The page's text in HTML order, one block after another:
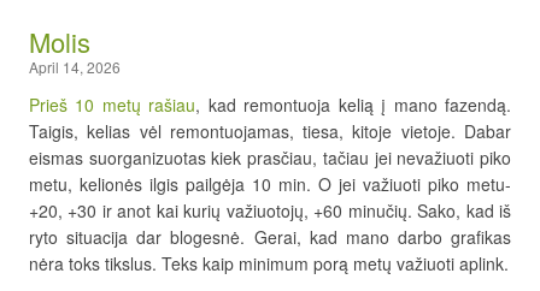
Molis
April 14, 2026
Prieš 10 metų rašiau, kad remontuoja kelią į mano fazendą.
Taigis, kelias vėl remontuojamas, tiesa, kitoje vietoje. Dabar
eismas suorganizuotas kiek prasčiau, tačiau jei nevažiuoti piko
metu, kelionės ilgis pailgėja 10 min. O jei važiuoti piko metu-
+20, +30 ir anot kai kurių važiuotojų, +60 minučių. Sako, kad iš
ryto situacija dar blogesnė. Gerai, kad mano darbo grafikas
nėra toks tikslus. Teks kaip minimum porą metų važiuoti aplink.